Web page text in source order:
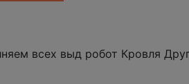
всех выд робот Кровля